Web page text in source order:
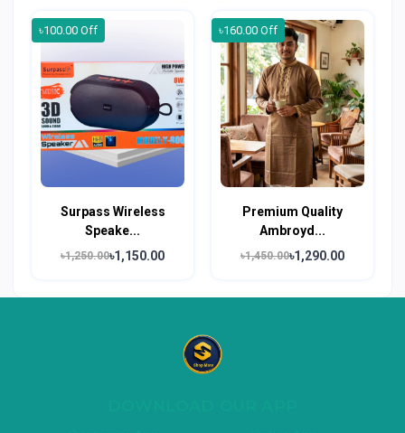
৳100.00 Off
Surpass Wireless
Speake...
৳1,250.00৳1,150.00
৳160.00 Off
Premium Quality
Ambroyd...
৳1,450.00৳1,290.00